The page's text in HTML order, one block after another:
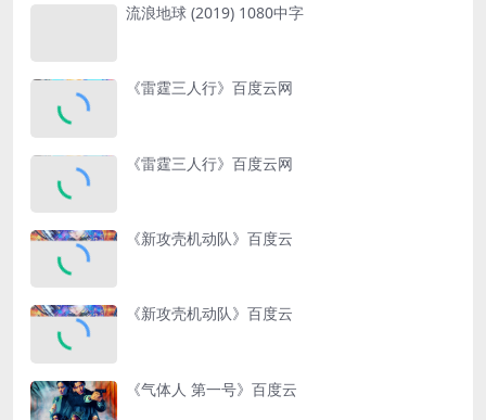
流浪地球 (2019) 1080中字
《雷霆三人行》百度云网
《雷霆三人行》百度云网
《新攻壳机动队》百度云
《新攻壳机动队》百度云
《气体人 第一号》百度云